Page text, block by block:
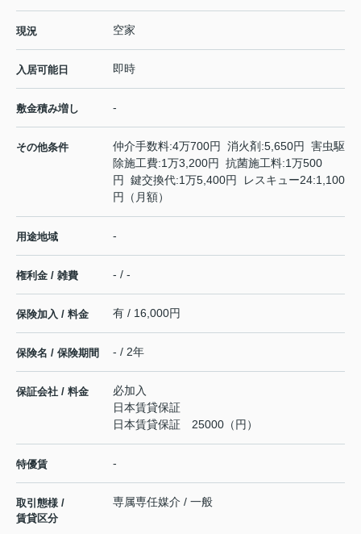
現況 空家
入居可能日 即時
敷金積み増し -
その他条件
仲介手数料:4万700円 消火剤:5,650円 害虫駆
除施工費:1万3,200円 抗菌施工料:1万500
円 鍵交換代:1万5,400円 レスキュー24:1,100
円（月額）
用途地域 -
権利金 / 雑費 - / -
保険加入 / 料金 有 / 16,000円
保険名 / 保険期間 - / 2年
保証会社 / 料金
必加入
日本賃貸保証
日本賃貸保証 25000（円）
特優賃 -
取引態様 /
賃貸区分
専属専任媒介 / 一般